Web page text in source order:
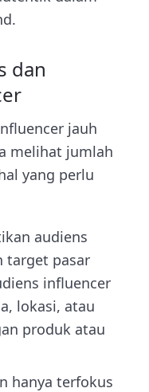
dan
jauh
melihat jumlah
yang perlu
audiens
target pasar
influencer
lokasi, atau
produk atau
hanya terfokus